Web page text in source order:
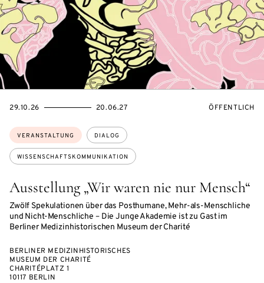
Ausstellung „Wir waren nie nur Mensch“
Zwölf Spekulationen über das Posthumane, Mehr-als-Menschliche
und Nicht-Menschliche – Die Junge Akademie ist zu Gast im
Berliner Medizinhistorischen Museum der Charité
Themen:
VERANSTALTUNG DIALOG
WISSENSCHAFTSKOMMUNIKATION
EVENTBEGINSON
29.10.26
EVENTENDSON 20.06.27 ÖFFENTLICH
BERLINER MEDIZINHISTORISCHES
MUSEUM DER CHARITÉ
CHARITÉPLATZ 1
10117 BERLIN